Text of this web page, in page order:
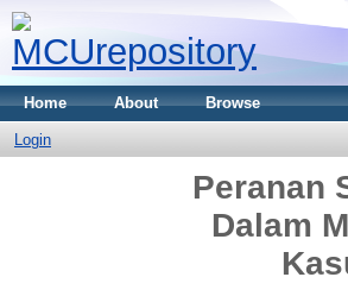
Home About Browse
Login
Peranan
Dalam